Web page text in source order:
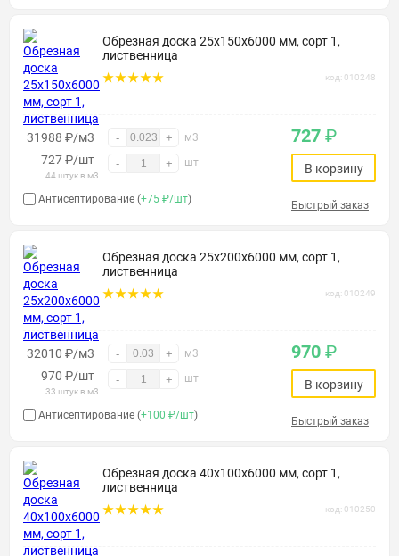
Обрезная доска 25х150х6000 мм, сорт 1,
лиственница
код: 010248
31988 ₽/м3 - + м3
727₽/шт
44 штук в м3
- + шт
727 ₽
Антисептирование (+75 ₽/шт)
В корзину
Быстрый заказ
Обрезная доска 25х200х6000 мм, сорт 1,
лиственница
код: 010249
32010 ₽/м3 - + м3
970 ₽/шт
33 штук в м3
- + шт
970 ₽
Антисептирование (+100 ₽/шт)
В корзину
Быстрый заказ
Обрезная доска 40х100х6000 мм, сорт 1,
лиственница
код: 010250